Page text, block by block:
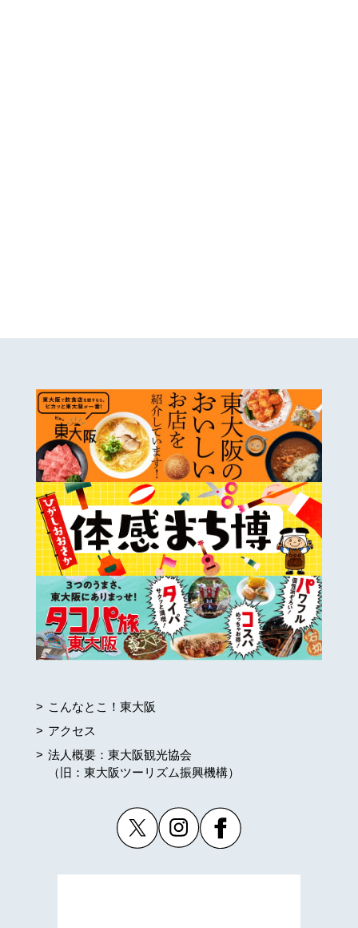
こんなとこ！東大阪
アクセス
法人概要：東大阪観光協会
（旧：東大阪ツーリズム振興機構）